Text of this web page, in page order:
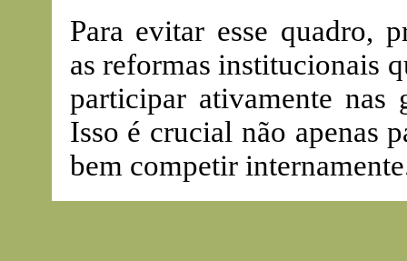
Para evitar esse quadro,
as reformas institucionais
participar ativamente nas
Isso é crucial não apenas
bem competir